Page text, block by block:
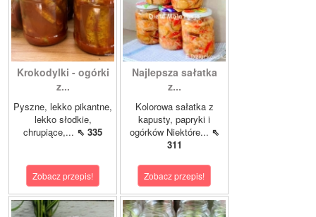
Krokodylki - ogórki
z...
Pyszne, lekko pikantne,
lekko słodkie,
chrupiące,... ⇖ 335
Zobacz przepis!
Najlepsza sałatka
z...
Kolorowa sałatka z
kapusty, papryki i
ogórków Niektóre... ⇖
311
Zobacz przepis!